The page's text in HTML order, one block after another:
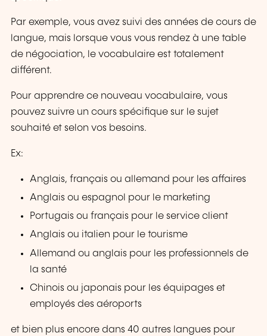
Par exemple, vous avez suivi des années de cours de
langue, mais lorsque vous vous rendez à une table
de négociation, le vocabulaire est totalement
différent.
Pour apprendre ce nouveau vocabulaire, vous
pouvez suivre un cours spécifique sur le sujet
souhaité et selon vos besoins.
Ex:
Anglais, français ou allemand pour les affaires
Anglais ou espagnol pour le marketing
Portugais ou français pour le service client
Anglais ou italien pour le tourisme
Allemand ou anglais pour les professionnels de
la santé
Chinois ou japonais pour les équipages et
employés des aéroports
et bien plus encore dans 40 autres langues pour